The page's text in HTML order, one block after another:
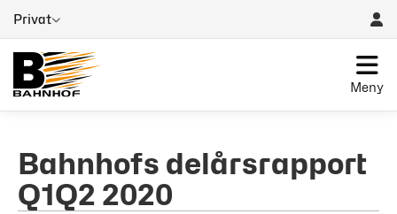
Privat
Meny
Bahnhofs delårsrapport
Q1Q2 2020